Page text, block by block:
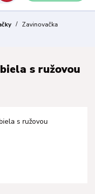
Zavinovačka
s ružovou